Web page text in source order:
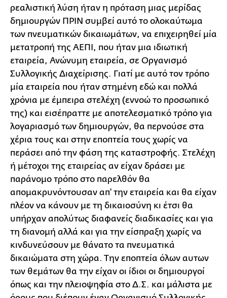
ρεαλιστική λύση ήταν η πρόταση μιας μερίδας
δημιουργών ΠΡΙΝ συμβεί αυτό το ολοκαύτωμα
των πνευματικών δικαιωμάτων, να επιχειρηθεί μία
μετατροπή της ΑΕΠΙ, που ήταν μια ιδιωτική
εταιρεία, Ανώνυμη εταιρεία, σε Οργανισμό
Συλλογικής Διαχείρισης. Γιατί με αυτό τον τρόπο
μία εταιρεία που ήταν στημένη εδώ και πολλά
χρόνια με έμπειρα στελέχη (εννοώ το προσωπικό
της) και εισέπραττε με αποτελεσματικό τρόπο για
λογαριασμό των δημιουργών, θα περνούσε στα
χέρια τους και στην εποπτεία τους χωρίς να
περάσει από την φάση της καταστροφής. Στελέχη
ή μέτοχοι της εταιρείας αν είχαν δράσει με
παράνομο τρόπο στο παρελθόν θα
απομακρυνόντουσαν απ' την εταιρεία και θα είχαν
πλέον να κάνουν με τη δικαιοσύνη κι έτσι θα
υπήρχαν απολύτως διαφανείς διαδικασίες και για
τη διανομή αλλά και για την είσπραξη χωρίς να
κινδυνεύσουν με θάνατο τα πνευματικά
δικαιώματα στη χώρα. Την εποπτεία όλων αυτων
των θεμάτων θα την είχαν οι ίδιοι οι δημιουργοί
όπως και την πλειοψηφία στο Δ.Σ. και μάλιστα με